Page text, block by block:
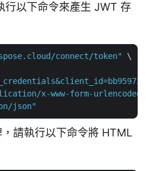
行以下命令來產生 JWT 存
connect/token"
\
x-www-form-urlencoded"
json"
請執行以下命令將 HTML